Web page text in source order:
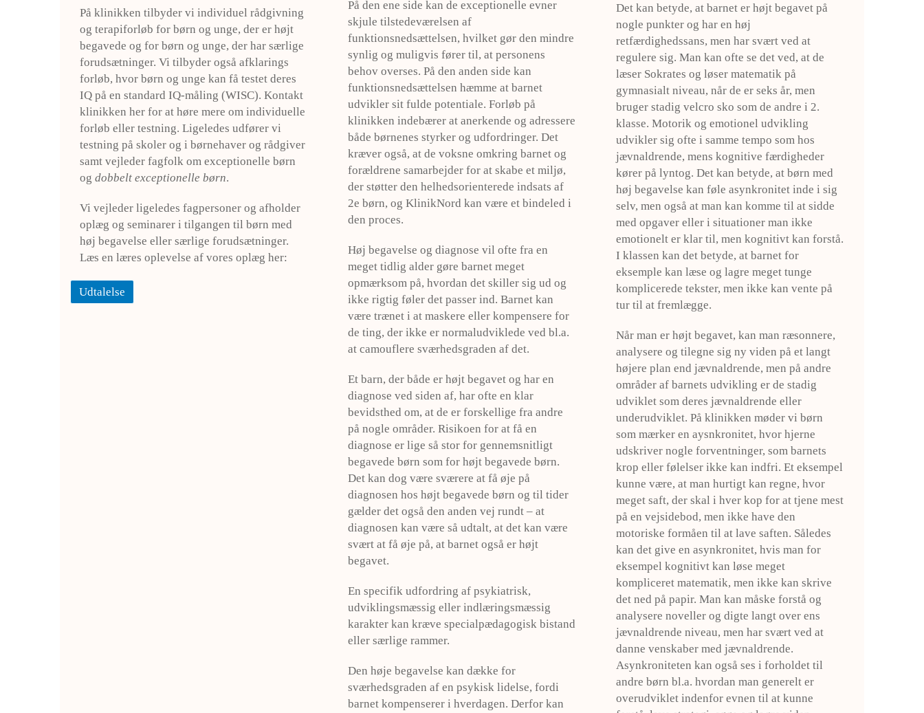
På klinikken tilbyder vi individuel rådgivning
og terapiforløb for børn og unge, der er højt
begavede og for børn og unge, der har særlige
forudsætninger. Vi tilbyder også afklarings
forløb, hvor børn og unge kan få testet deres
IQ på en standard IQ-måling (WISC). Kontakt
klinikken her for at høre mere om individuelle
forløb eller testning. Ligeledes udfører vi
testning på skoler og i børnehaver og rådgiver
samt vejleder fagfolk om exceptionelle børn
og dobbelt exceptionelle børn.
Vi vejleder ligeledes fagpersoner og afholder
oplæg og seminarer i tilgangen til børn med
høj begavelse eller særlige forudsætninger.
Læs en læres oplevelse af vores oplæg her:
Udtalelse
På den ene side kan de exceptionelle evner
skjule tilstedeværelsen af
funktionsnedsættelsen, hvilket gør den mindre
synlig og muligvis fører til, at personens
behov overses. På den anden side kan
funktionsnedsættelsen hæmme at barnet
udvikler sit fulde potentiale. Forløb på
klinikken indebærer at anerkende og adressere
både børnenes styrker og udfordringer. Det
kræver også, at de voksne omkring barnet og
forældrene samarbejder for at skabe et miljø,
der støtter den helhedsorienterede indsats af
2e børn, og KlinikNord kan være et bindeled i
den proces.
Høj begavelse og diagnose vil ofte fra en
meget tidlig alder gøre barnet meget
opmærksom på, hvordan det skiller sig ud og
ikke rigtig føler det passer ind. Barnet kan
være trænet i at maskere eller kompensere for
de ting, der ikke er normaludviklede ved bl.a.
at camouflere sværhedsgraden af det.
Et barn, der både er højt begavet og har en
diagnose ved siden af, har ofte en klar
bevidsthed om, at de er forskellige fra andre
på nogle områder. Risikoen for at få en
diagnose er lige så stor for gennemsnitligt
begavede børn som for højt begavede børn.
Det kan dog være sværere at få øje på
diagnosen hos højt begavede børn og til tider
gælder det også den anden vej rundt – at
diagnosen kan være så udtalt, at det kan være
svært at få øje på, at barnet også er højt
begavet.
En specifik udfordring af psykiatrisk,
udviklingsmæssig eller indlæringsmæssig
karakter kan kræve specialpædagogisk bistand
eller særlige rammer.
Den høje begavelse kan dække for
sværhedsgraden af en psykisk lidelse, fordi
barnet kompenserer i hverdagen. Derfor kan
Det kan betyde, at barnet er højt begavet på
nogle punkter og har en høj
retfærdighedssans, men har svært ved at
regulere sig. Man kan ofte se det ved, at de
læser Sokrates og løser matematik på
gymnasialt niveau, når de er seks år, men
bruger stadig velcro sko som de andre i 2.
klasse. Motorik og emotionel udvikling
udvikler sig ofte i samme tempo som hos
jævnaldrende, mens kognitive færdigheder
kører på lyntog. Det kan betyde, at børn med
høj begavelse kan føle asynkronitet inde i sig
selv, men også at man kan komme til at sidde
med opgaver eller i situationer man ikke
emotionelt er klar til, men kognitivt kan forstå.
I klassen kan det betyde, at barnet for
eksemple kan læse og lagre meget tunge
komplicerede tekster, men ikke kan vente på
tur til at fremlægge.
Når man er højt begavet, kan man ræsonnere,
analysere og tilegne sig ny viden på et langt
højere plan end jævnaldrende, men på andre
områder af barnets udvikling er de stadig
udviklet som deres jævnaldrende eller
underudviklet. På klinikken møder vi børn
som mærker en aysnkronitet, hvor hjerne
udskriver nogle forventninger, som barnets
krop eller følelser ikke kan indfri. Et eksempel
kunne være, at man hurtigt kan regne, hvor
meget saft, der skal i hver kop for at tjene mest
på en vejsidebod, men ikke have den
motoriske formåen til at lave saften. Således
kan det give en asynkronitet, hvis man for
eksempel kognitivt kan løse meget
kompliceret matematik, men ikke kan skrive
det ned på papir. Man kan måske forstå og
analysere noveller og digte langt over ens
jævnaldrende niveau, men har svært ved at
danne venskaber med jævnaldrende.
Asynkroniteten kan også ses i forholdet til
andre børn bl.a. hvordan man generelt er
overudviklet indenfor evnen til at kunne